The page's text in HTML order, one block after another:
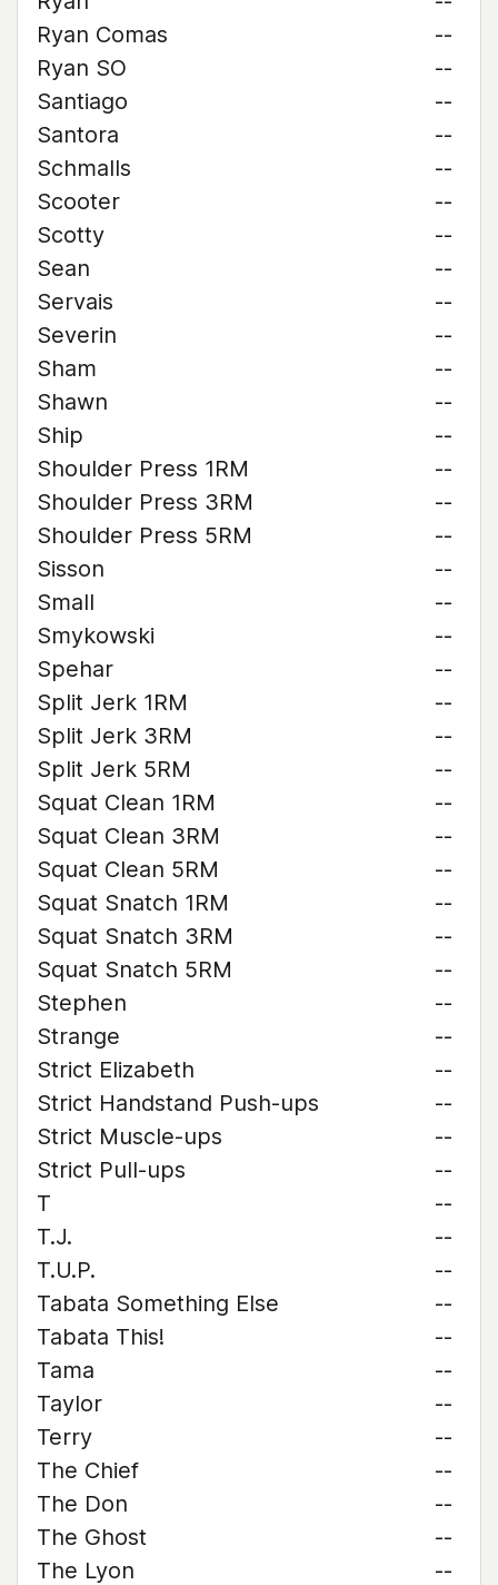
Ryan Comas
--
Ryan SO
--
Santiago
--
Santora
--
Schmalls
--
Scooter
--
Scotty
--
Sean
--
Servais
--
Severin
--
Sham
--
Shawn
--
Ship
--
Shoulder Press 1RM
--
Shoulder Press 3RM
--
Shoulder Press 5RM
--
Sisson
--
Small
--
Smykowski
--
Spehar
--
Split Jerk 1RM
--
Split Jerk 3RM
--
Split Jerk 5RM
--
Squat Clean 1RM
--
Squat Clean 3RM
--
Squat Clean 5RM
--
Squat Snatch 1RM
--
Squat Snatch 3RM
--
Squat Snatch 5RM
--
Stephen
--
Strange
--
Strict Elizabeth
--
Strict Handstand Push-ups
--
Strict Muscle-ups
--
Strict Pull-ups
--
T
--
T.J.
--
T.U.P.
--
Tabata Something Else
--
Tabata This!
--
Tama
--
Taylor
--
Terry
--
The Chief
--
The Don
--
The Ghost
--
The Lyon
--